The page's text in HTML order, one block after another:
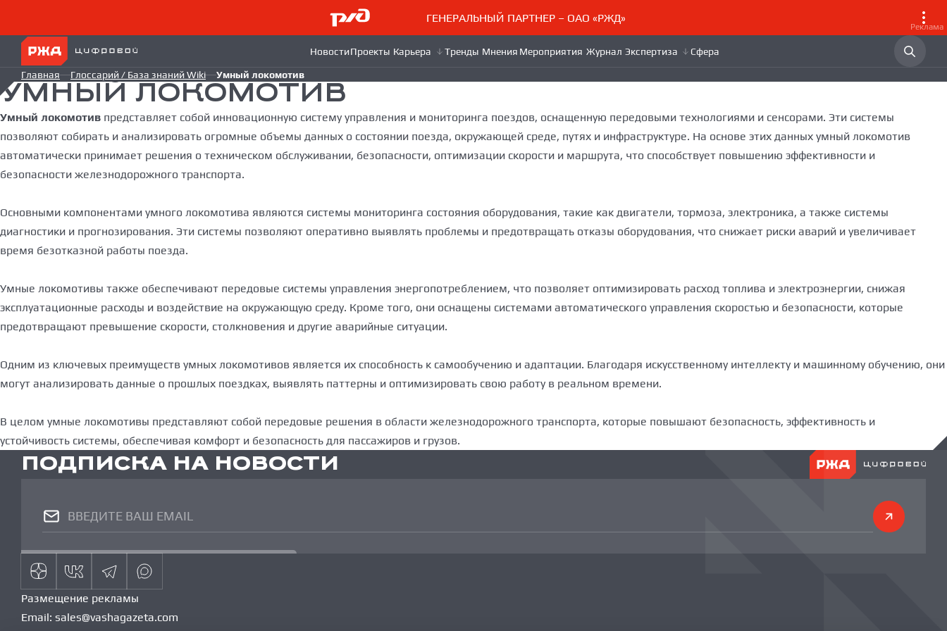
ГЕНЕРАЛЬНЫЙ ПАРТНЕР – ОАО «РЖД»
Реклама
Главная Глоссарий / База знаний Wiki Умный локомотив
УМНЫЙ ЛОКОМОТИВ
Умный локомотив представляет собой инновационную систему управления и мониторинга поездов, оснащенную передовыми технологиями и сенсорами. Эти системы
позволяют собирать и анализировать огромные объемы данных о состоянии поезда, окружающей среде, путях и инфраструктуре. На основе этих данных умный локомотив
автоматически принимает решения о техническом обслуживании, безопасности, оптимизации скорости и маршрута, что способствует повышению эффективности и
безопасности железнодорожного транспорта.
Основными компонентами умного локомотива являются системы мониторинга состояния оборудования, такие как двигатели, тормоза, электроника, а также системы
диагностики и прогнозирования. Эти системы позволяют оперативно выявлять проблемы и предотвращать отказы оборудования, что снижает риски аварий и увеличивает
время безотказной работы поезда.
Умные локомотивы также обеспечивают передовые системы управления энергопотреблением, что позволяет оптимизировать расход топлива и электроэнергии, снижая
эксплуатационные расходы и воздействие на окружающую среду. Кроме того, они оснащены системами автоматического управления скоростью и безопасности, которые
предотвращают превышение скорости, столкновения и другие аварийные ситуации.
Одним из ключевых преимуществ умных локомотивов является их способность к самообучению и адаптации. Благодаря искусственному интеллекту и машинному обучению, они
могут анализировать данные о прошлых поездках, выявлять паттерны и оптимизировать свою работу в реальном времени.
В целом умные локомотивы представляют собой передовые решения в области железнодорожного транспорта, которые повышают безопасность, эффективность и
устойчивость системы, обеспечивая комфорт и безопасность для пассажиров и грузов.
ПОДПИСКА НА НОВОСТИ
Размещение рекламы
Email: sales@vashagazeta.com